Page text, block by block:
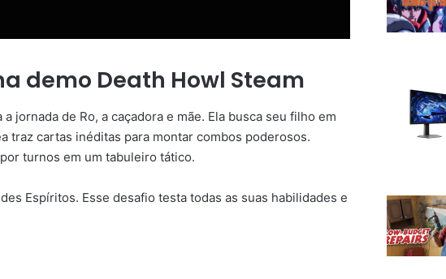
demo Death Howl Steam
jornada de Ro, a caçadora e mãe. Ela busca seu filho em
traz cartas inéditas para montar combos poderosos.
turnos em um tabuleiro tático.
Espíritos. Esse desafio testa todas as suas habilidades e